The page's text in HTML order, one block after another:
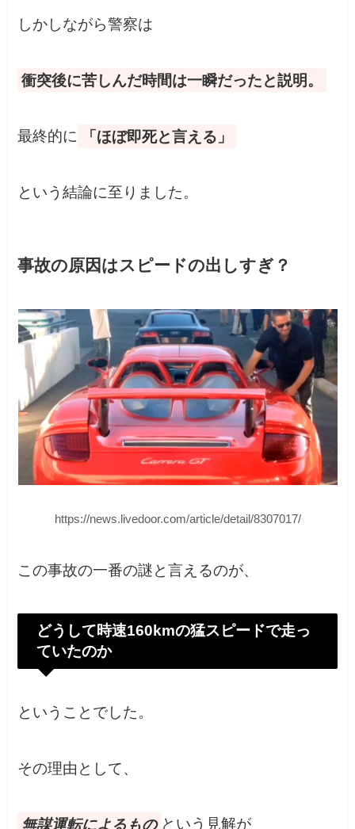
しかしながら警察は
衝突後に苦しんだ時間は一瞬だったと説明。
最終的に 「ほぼ即死と言える」
という結論に至りました。
事故の原因はスピードの出しすぎ？
https://news.livedoor.com/article/detail/8307017/
この事故の一番の謎と言えるのが、
どうして時速160kmの猛スピードで走っ
ていたのか
ということでした。
その理由として、
無謀運転によるもの という見解が